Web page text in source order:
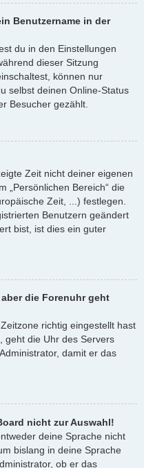
Benutzername in der
du in den Einstellungen
dieser Sitzung
können nur
selbst deinen Online-Status
Besucher gezählt.
Zeit nicht deiner eigenen
„Persönlichen Bereich“ die
Zeit, ...) festlegen.
Benutzern geändert
bist, ist dies ein guter
die Forenuhr geht
richtig eingestellt hast
geht die Uhr des Servers
damit er das
nicht zur Auswahl!
deine Sprache nicht
bislang in deine Sprache
ob er das